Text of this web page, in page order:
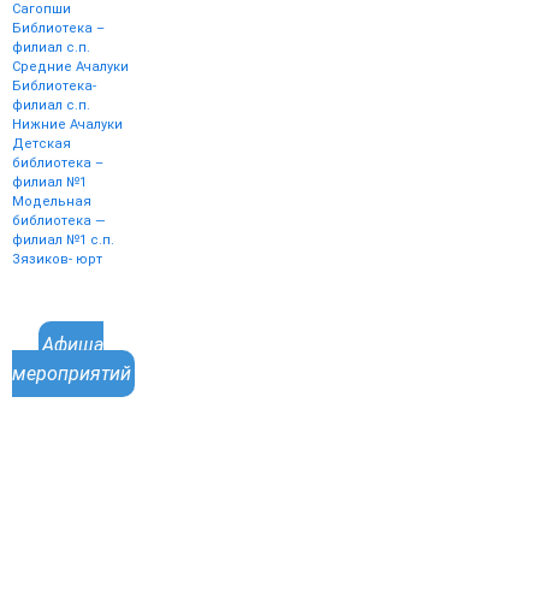
Сагопши
Библиотека –
филиал с.п.
Средние Ачалуки
Библиотека-
филиал с.п.
Нижние Ачалуки
Детская
библиотека –
филиал №1
Модельная
библиотека —
филиал №1 с.п.
Зязиков- юрт
Афиша
мероприятий